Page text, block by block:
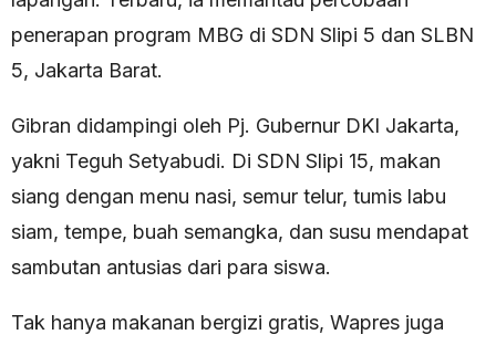
penerapan program MBG di SDN Slipi 5 dan SLBN
5, Jakarta Barat.
Gibran didampingi oleh Pj. Gubernur DKI Jakarta,
yakni Teguh Setyabudi. Di SDN Slipi 15, makan
siang dengan menu nasi, semur telur, tumis labu
siam, tempe, buah semangka, dan susu mendapat
sambutan antusias dari para siswa.
Tak hanya makanan bergizi gratis, Wapres juga